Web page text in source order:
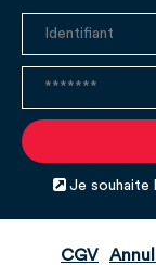
Je souhaite
CGV